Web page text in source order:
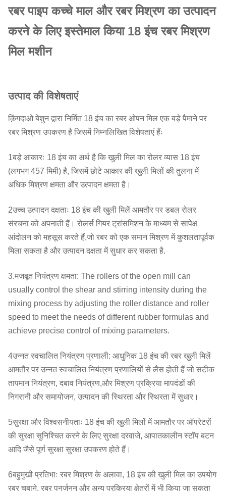
रबर पाइप कच्चे माल और रबर मिश्रण का उत्पादन
करने के लिए इस्तेमाल किया 18 इंच रबर मिश्रण
मिल मशीन
उत्पाद की विशेषताएं
क़िंगदाओ बेशुन द्वारा निर्मित 18 इंच का रबर ओपन मिल एक बड़े पैमाने पर
रबर मिश्रण उपकरण है जिसमें निम्नलिखित विशेषताएं हैंः
1बड़े आकारः 18 इंच का अर्थ है कि खुली मिल का रोलर व्यास 18 इंच
(लगभग 457 मिमी) है, जिसमें छोटे आकार की खुली मिलों की तुलना में
अधिक मिश्रण क्षमता और उत्पादन क्षमता है।
2उच्च उत्पादन दक्षताः 18 इंच की खुली मिलें आमतौर पर डबल रोलर
संरचना को अपनाती हैं। रोलर्स गियर ट्रांसमिशन के माध्यम से सापेक्ष
आंदोलन को महसूस करते हैं,जो रबर को एक समान मिश्रण में कुशलतापूर्वक
मिला सकता है और उत्पादन दक्षता में सुधार कर सकता है.
3.मजबूत नियंत्रण क्षमता: The rollers of the open mill can
usually control the shear and stirring intensity during the
mixing process by adjusting the roller distance and roller
speed to meet the needs of different rubber formulas and
achieve precise control of mixing parameters.
4उन्नत स्वचालित नियंत्रण प्रणाली: आधुनिक 18 इंच की रबर खुली मिलें
आमतौर पर उन्नत स्वचालित नियंत्रण प्रणालियों से लैस होती हैं जो सटीक
तापमान नियंत्रण, दबाव नियंत्रण,और मिश्रण प्रक्रिया मापदंडों की
निगरानी और समायोजन, उत्पादन की स्थिरता और स्थिरता में सुधार।
5सुरक्षा और विश्वसनीयताः 18 इंच की खुली मिलों में आमतौर पर ऑपरेटरों
की सुरक्षा सुनिश्चित करने के लिए सुरक्षा दरवाजे, आपातकालीन स्टॉप बटन
आदि जैसे पूर्ण सुरक्षा सुरक्षा उपकरण होते हैं।
6बहुमुखी प्रतिभाः रबर मिश्रण के अलावा, 18 इंच की खुली मिल का उपयोग
रबर चबाने, रबर पुनर्जनन और अन्य प्रक्रिया क्षेत्रों में भी किया जा सकता